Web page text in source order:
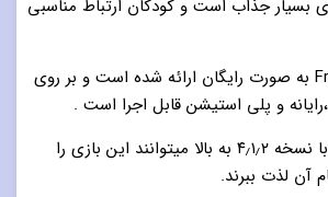
بسیار جذاب است و کودکان ارتباط مناسبی
بازی Frozen Free Fall به صورت رایگان ارائه شده است و بر روی
و پلی استیشن قابل اجرا است .
دستگاه های اندروید با نسخه ۴٫۱٫۲ به بالا میتوانند این بازی را
آن لذت ببرند.